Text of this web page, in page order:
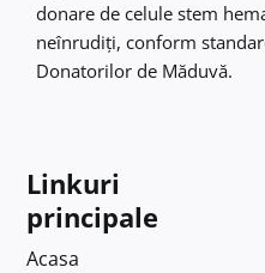
donare de celule stem
neînrudiţi, conform
Donatorilor de Măduvă.
Linkuri
principale
Acasa